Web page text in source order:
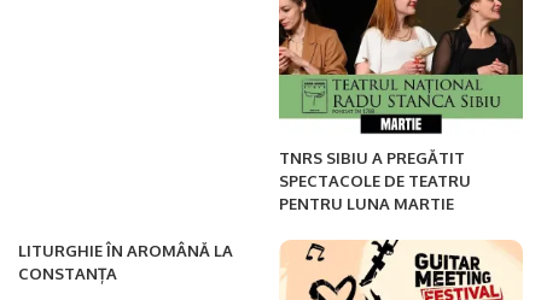
TNRS SIBIU A PREGĂTIT
SPECTACOLE DE TEATRU
PENTRU LUNA MARTIE
LITURGHIE ÎN AROMÂNĂ LA
CONSTANȚA